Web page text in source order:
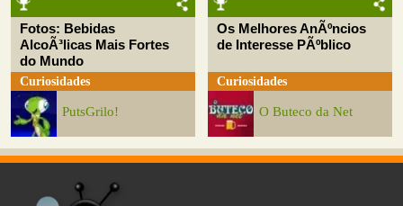
Fotos: Bebidas
AlcoÃ³licas Mais Fortes
do Mundo
Curiosidades
PutsGrilo!
Os Melhores AnÃºncios
de Interesse PÃºblico
Curiosidades
O Buteco da Net